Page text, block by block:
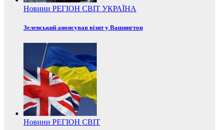
Новини РЕГІОН СВІТ УКРАЇНА
Зеленський анонсував візит у Вашингтон
Новини РЕГІОН СВІТ